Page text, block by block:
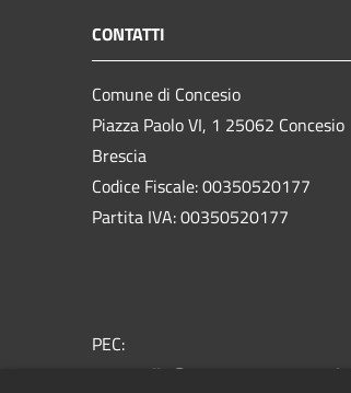
CONTATTI
Comune di Concesio
Piazza Paolo VI, 1 25062 Concesio
Brescia
Codice Fiscale: 00350520177
Partita IVA: 00350520177
PEC: